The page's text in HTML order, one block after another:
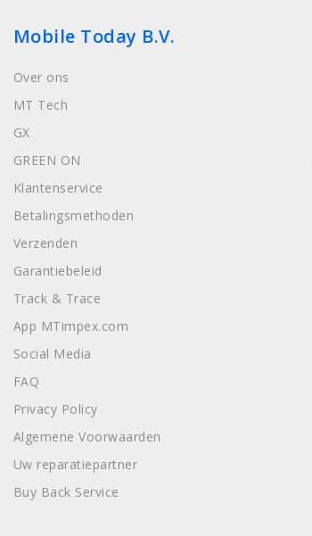
Mobile Today B.V.
Over ons
MT Tech
GX
GREEN ON
Klantenservice
Betalingsmethoden
Verzenden
Garantiebeleid
Track & Trace
App MTimpex.com
Social Media
FAQ
Privacy Policy
Algemene Voorwaarden
Uw reparatiepartner
Buy Back Service